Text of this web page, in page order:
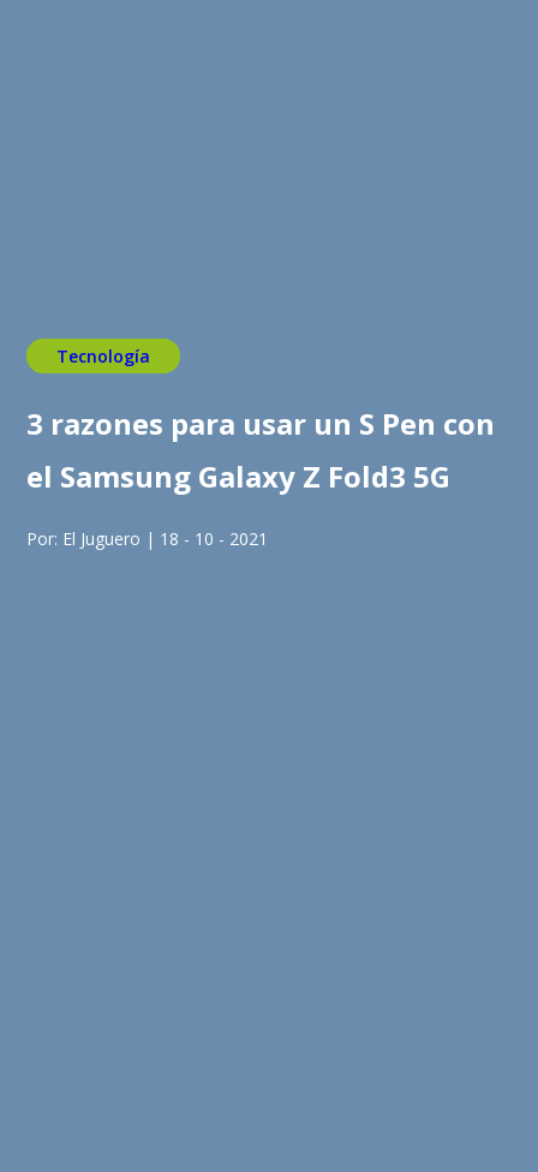
Tecnología
3 razones para usar un S Pen con
el Samsung Galaxy Z Fold3 5G
Por: El Juguero | 18 - 10 - 2021